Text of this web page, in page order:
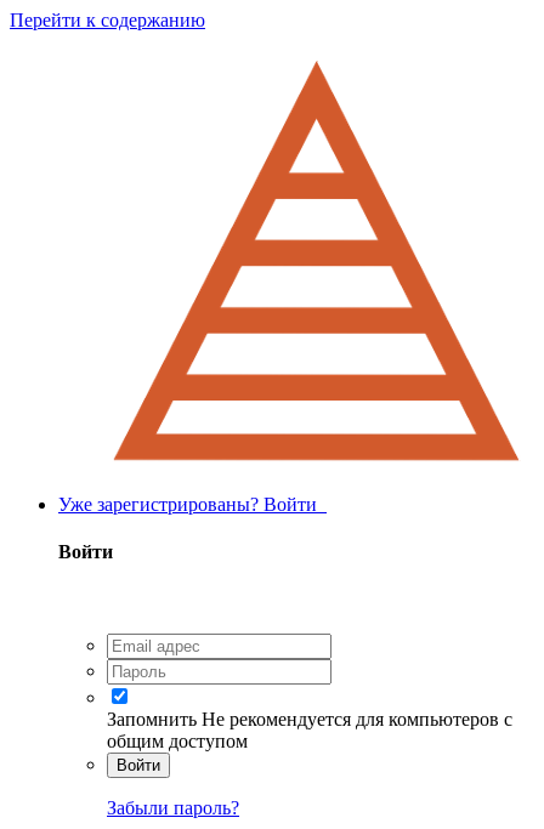
Перейти к содержанию
Уже зарегистрированы? Войти
Войти
Запомнить Не рекомендуется для компьютеров с
общим доступом
Войти
Забыли пароль?